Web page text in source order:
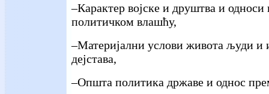
–Карактер војске и друштва и односи
политичком влашћу,
–Материјални услови живота људи и
дејстава,
–Општа политика државе и однос